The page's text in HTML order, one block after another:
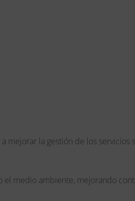
mejorar la gestión de los servicios
el medio ambiente, mejorando